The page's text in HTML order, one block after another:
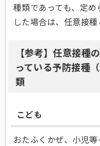
種類であっても、定
した場合は、任意接種
【参考】任意接種
っている予防接種
類
こども
おたふくかぜ、小児